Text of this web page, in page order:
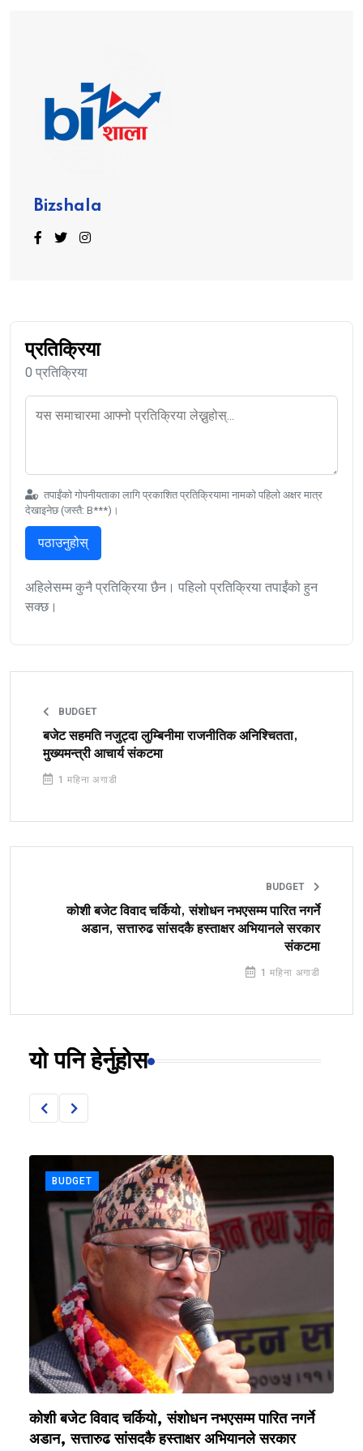
Bizshala
प्रतिक्रिया
0 प्रतिक्रिया
तपाईंको गोपनीयताका लागि प्रकाशित प्रतिक्रियामा नामको पहिलो अक्षर मात्र
देखाइनेछ (जस्तै: B***)।
पठाउनुहोस्
अहिलेसम्म कुनै प्रतिक्रिया छैन। पहिलो प्रतिक्रिया तपाईंको हुन
सक्छ।
BUDGET
बजेट सहमति नजुट्दा लुम्बिनीमा राजनीतिक अनिश्चितता,
मुख्यमन्त्री आचार्य संकटमा
1 महिना अगाडी
BUDGET
कोशी बजेट विवाद चर्कियो, संशोधन नभएसम्म पारित नगर्ने
अडान, सत्तारुढ सांसदकै हस्ताक्षर अभियानले सरकार
संकटमा
1 महिना अगाडी
यो पनि हेर्नुहोस
BUDGET
कोशी बजेट विवाद चर्कियो, संशोधन नभएसम्म पारित नगर्ने
अडान, सत्तारुढ सांसदकै हस्ताक्षर अभियानले सरकार